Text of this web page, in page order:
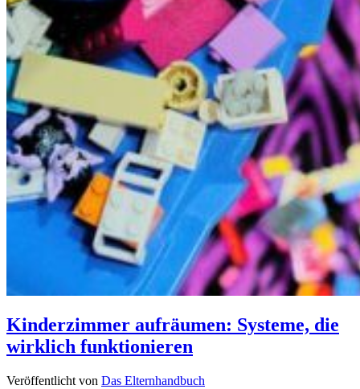
Kinderzimmer aufräumen: Systeme, die
wirklich funktionieren
Veröffentlicht von Das Elternhandbuch